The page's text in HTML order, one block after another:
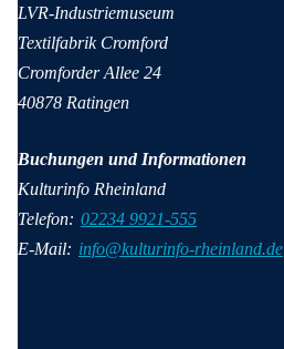
LVR-Industriemuseum
Textilfabrik Cromford
Cromforder Allee 24
40878 Ratingen
Buchungen und Informationen
Kulturinfo Rheinland
Telefon: 02234 9921-555
E-Mail: info@kulturinfo-rheinland.de